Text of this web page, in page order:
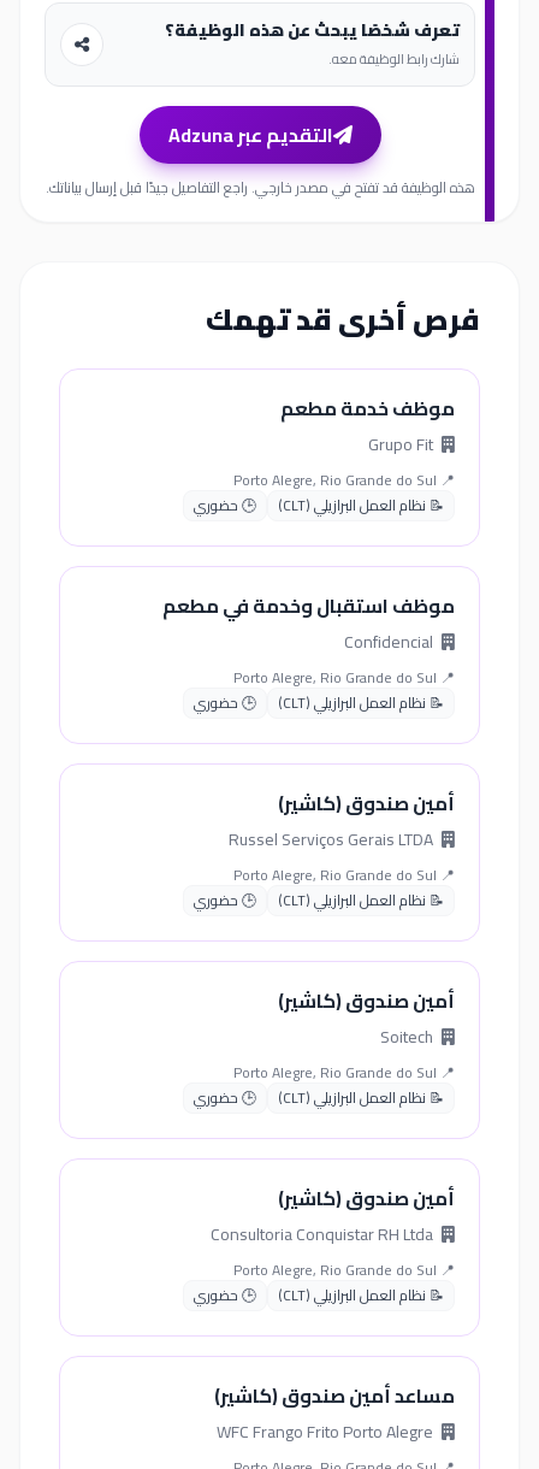
تعرف شخصًا يبحث عن هذه الوظيفة؟
شارك رابط الوظيفة معه.
التقديم عبر Adzuna
هذه الوظيفة قد تفتح في مصدر خارجي. راجع التفاصيل جيدًا قبل إرسال بياناتك.
فرص أخرى قد تهمك
موظف خدمة مطعم
Grupo Fit
📍 Porto Alegre, Rio Grande do Sul
📝 نظام العمل البرازيلي (CLT)
🕒 حضوري
موظف استقبال وخدمة في مطعم
📍 Porto Alegre, Rio Grande do Sul
📝 نظام العمل البرازيلي (CLT)
🕒 حضوري
أمين صندوق (كاشير)
📍 Porto Alegre, Rio Grande do Sul
📝 نظام العمل البرازيلي (CLT)
🕒 حضوري
أمين صندوق (كاشير)
📍 Porto Alegre, Rio Grande do Sul
📝 نظام العمل البرازيلي (CLT)
🕒 حضوري
أمين صندوق (كاشير)
📍 Porto Alegre, Rio Grande do Sul
📝 نظام العمل البرازيلي (CLT)
🕒 حضوري
مساعد أمين صندوق (كاشير)